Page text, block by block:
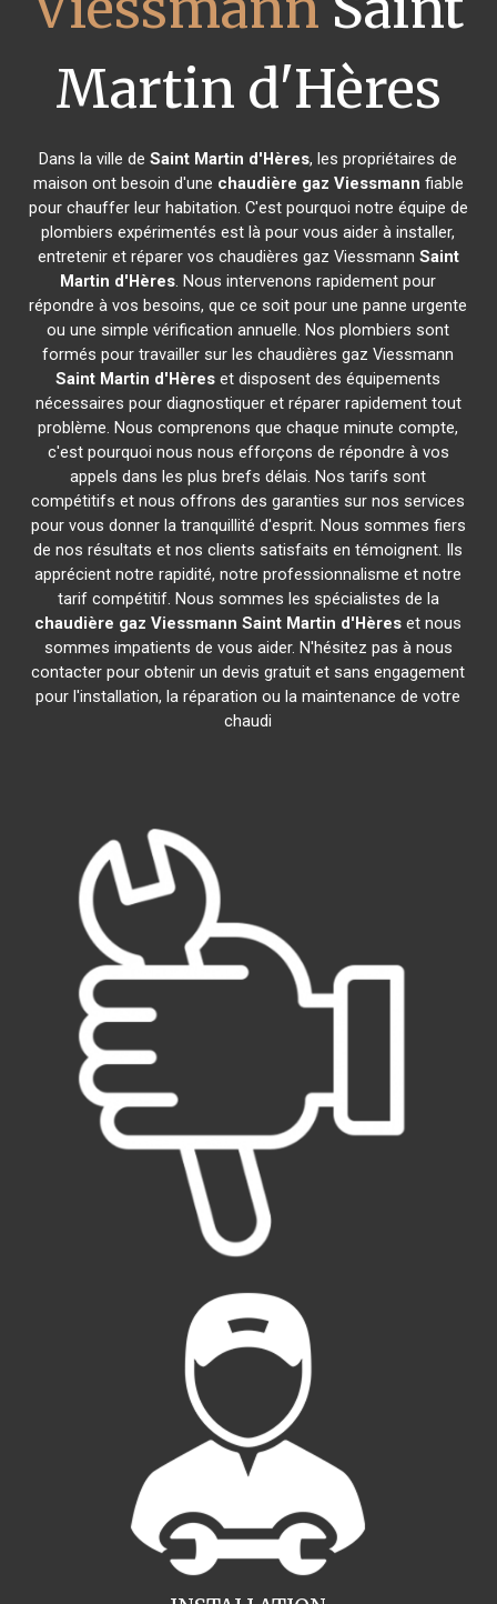
Martin d'Hères
Dans la ville deSaint Martin d'Hères, les propriétaires de
maison ont besoin d'une chaudière gaz Viessmann fiable
pour chauffer leur habitation. C'est pourquoi notre équipe de
plombiers expérimentés est là pour vous aider à installer,
entretenir et réparer vos chaudières gaz Viessmann Saint
Martin d'Hères. Nous intervenons rapidement pour
répondre à vos besoins, que ce soit pour une panne urgente
ou une simple vérification annuelle. Nos plombiers sont
formés pour travailler sur les chaudières gaz Viessmann
Saint Martin d'Hères et disposent des équipements
nécessaires pour diagnostiquer et réparer rapidement tout
problème. Nous comprenons que chaque minute compte,
c'est pourquoi nous nous efforçons de répondre à vos
appels dans les plus brefs délais. Nos tarifs sont
compétitifs et nous offrons des garanties sur nos services
pour vous donner la tranquillité d'esprit. Nous sommes fiers
de nos résultats et nos clients satisfaits en témoignent. Ils
apprécient notre rapidité, notre professionnalisme et notre
tarif compétitif. Nous sommes les spécialistes de la
chaudière gaz Viessmann Saint Martin d'Hères et nous
sommes impatients de vous aider. N'hésitez pas à nous
contacter pour obtenir un devis gratuit et sans engagement
pour l'installation, la réparation ou la maintenance de votre
chaudi